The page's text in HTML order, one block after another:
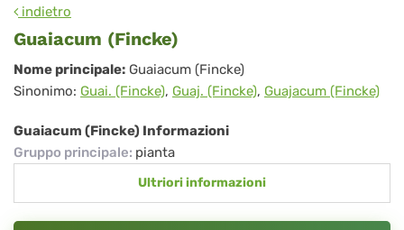
indietro
Guaiacum (Fincke)
Guaiacum
(Fincke)
Nome principale: Guaiacum (Fincke)
Sinonimo: Guai. (Fincke), Guaj. (Fincke), Guajacum (Fincke)
Guaiacum (Fincke) Informazioni
Gruppo principale: pianta
Ultriori informazioni